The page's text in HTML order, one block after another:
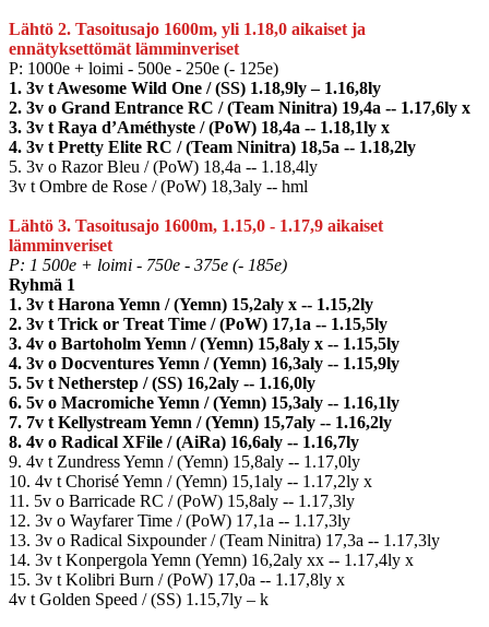
Lähtö 2. Tasoitusajo 1600m, yli 1.18,0 aikaiset ja
ennätyksettömät lämminveriset
P: 1000e + loimi - 500e - 250e (- 125e)
1. 3v t Awesome Wild One / (SS) 1.18,9ly – 1.16,8ly
2. 3v o Grand Entrance RC / (Team Ninitra) 19,4a -- 1.17,6ly x
3. 3v t Raya d’Améthyste / (PoW) 18,4a -- 1.18,1ly x
4. 3v t Pretty Elite RC / (Team Ninitra) 18,5a -- 1.18,2ly
5. 3v o Razor Bleu / (PoW) 18,4a -- 1.18,4ly
3v t Ombre de Rose / (PoW) 18,3aly -- hml
Lähtö 3. Tasoitusajo 1600m, 1.15,0 - 1.17,9 aikaiset
lämminveriset
P: 1 500e + loimi - 750e - 375e (- 185e)
Ryhmä 1
1. 3v t Harona Yemn / (Yemn) 15,2aly x -- 1.15,2ly
2. 3v t Trick or Treat Time / (PoW) 17,1a -- 1.15,5ly
3. 4v o Bartoholm Yemn / (Yemn) 15,8aly x -- 1.15,5ly
4. 3v o Docventures Yemn / (Yemn) 16,3aly -- 1.15,9ly
5. 5v t Netherstep / (SS) 16,2aly -- 1.16,0ly
6. 5v o Macromiche Yemn / (Yemn) 15,3aly -- 1.16,1ly
7. 7v t Kellystream Yemn / (Yemn) 15,7aly -- 1.16,2ly
8. 4v o Radical XFile / (AiRa) 16,6aly -- 1.16,7ly
9. 4v t Zundress Yemn / (Yemn) 15,8aly -- 1.17,0ly
10. 4v t Chorisé Yemn / (Yemn) 15,1aly -- 1.17,2ly x
11. 5v o Barricade RC / (PoW) 15,8aly -- 1.17,3ly
12. 3v o Wayfarer Time / (PoW) 17,1a -- 1.17,3ly
13. 3v o Radical Sixpounder / (Team Ninitra) 17,3a -- 1.17,3ly
14. 3v t Konpergola Yemn (Yemn) 16,2aly xx -- 1.17,4ly x
15. 3v t Kolibri Burn / (PoW) 17,0a -- 1.17,8ly x
4v t Golden Speed / (SS) 1.15,7ly – k